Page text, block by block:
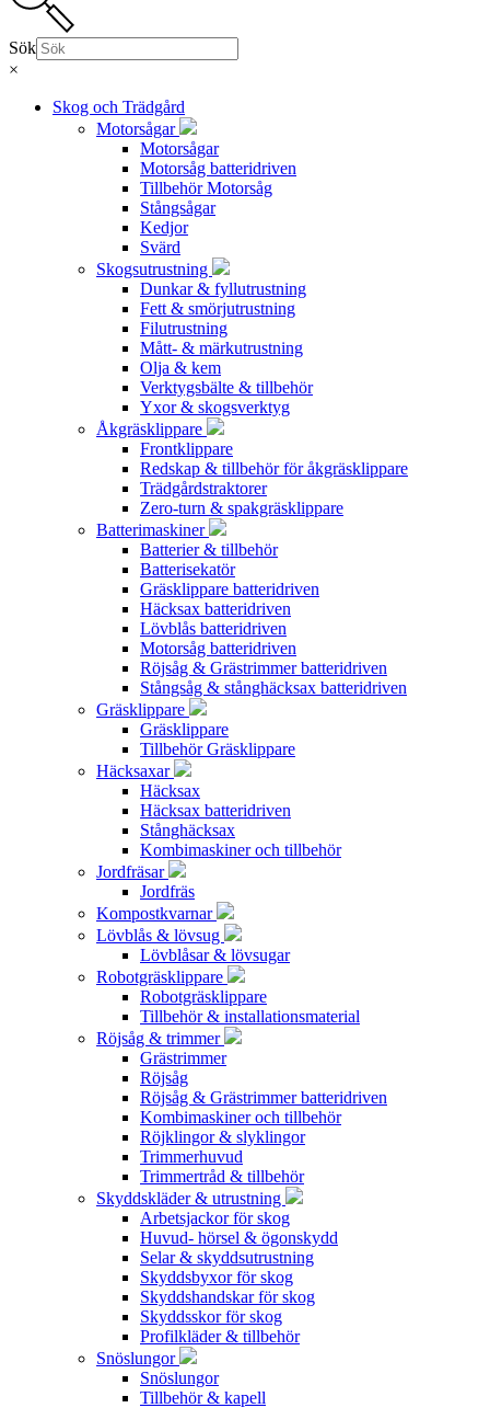
Sök
×
Skog och Trädgård
Motorsågar
Motorsågar
Motorsåg batteridriven
Tillbehör Motorsåg
Stångsågar
Kedjor
Svärd
Skogsutrustning
Dunkar & fyllutrustning
Fett & smörjutrustning
Filutrustning
Mått- & märkutrustning
Olja & kem
Verktygsbälte & tillbehör
Yxor & skogsverktyg
Åkgräsklippare
Frontklippare
Redskap & tillbehör för åkgräsklippare
Trädgårdstraktorer
Zero-turn & spakgräsklippare
Batterimaskiner
Batterier & tillbehör
Batterisekatör
Gräsklippare batteridriven
Häcksax batteridriven
Lövblås batteridriven
Motorsåg batteridriven
Röjsåg & Grästrimmer batteridriven
Stångsåg & stånghäcksax batteridriven
Gräsklippare
Gräsklippare
Tillbehör Gräsklippare
Häcksaxar
Häcksax
Häcksax batteridriven
Stånghäcksax
Kombimaskiner och tillbehör
Jordfräsar
Jordfräs
Kompostkvarnar
Lövblås & lövsug
Lövblåsar & lövsugar
Robotgräsklippare
Robotgräsklippare
Tillbehör & installationsmaterial
Röjsåg & trimmer
Grästrimmer
Röjsåg
Röjsåg & Grästrimmer batteridriven
Kombimaskiner och tillbehör
Röjklingor & slyklingor
Trimmerhuvud
Trimmertråd & tillbehör
Skyddskläder & utrustning
Arbetsjackor för skog
Huvud- hörsel & ögonskydd
Selar & skyddsutrustning
Skyddsbyxor för skog
Skyddshandskar för skog
Skyddsskor för skog
Profilkläder & tillbehör
Snöslungor
Snöslungor
Tillbehör & kapell